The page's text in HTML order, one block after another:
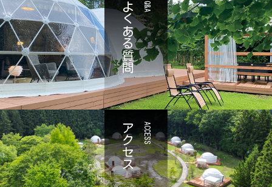
Q&A
よくある質問
ACCESS
アクセス